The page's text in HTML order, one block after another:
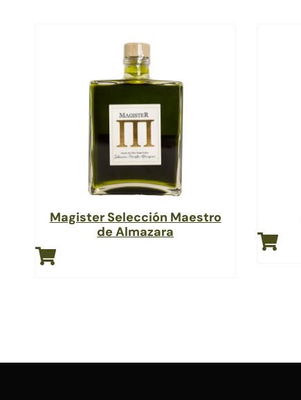
Magister Selección Maestro
de Almazara